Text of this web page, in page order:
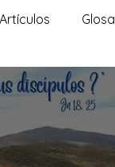
Artículos
Recursos
Questions